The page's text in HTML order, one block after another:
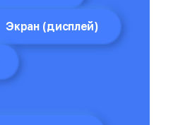
Экран (дисплей)